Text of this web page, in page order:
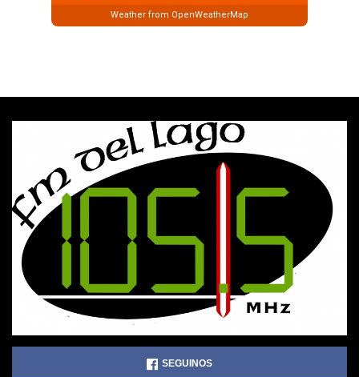
Weather from OpenWeatherMap
SEGUINOS